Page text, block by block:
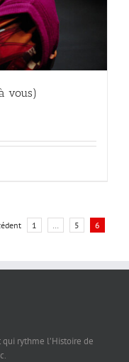
vous)
1 5 6
rythme l’Histoire de